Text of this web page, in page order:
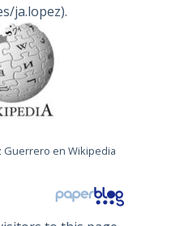
ja.lopez).
Guerrero en Wikipedia